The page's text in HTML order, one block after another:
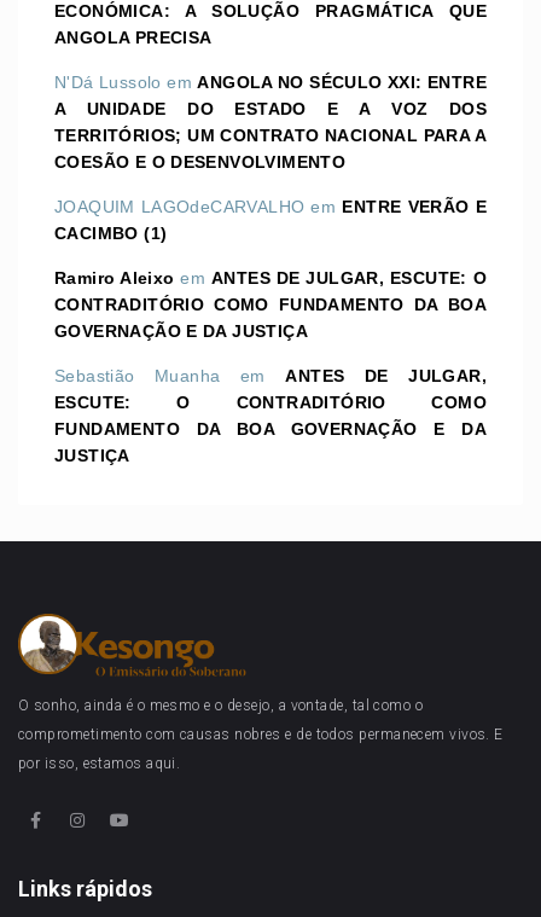
ECONÓMICA: A SOLUÇÃO PRAGMÁTICA QUE
ANGOLA PRECISA
N'Dá Lussolo emANGOLA NO SÉCULO XXI: ENTRE
A UNIDADE DO ESTADO E A VOZ DOS
TERRITÓRIOS; UM CONTRATO NACIONAL PARA A
COESÃO E O DESENVOLVIMENTO
JOAQUIM LAGOdeCARVALHO em ENTRE VERÃO E
CACIMBO (1)
Ramiro Aleixo emANTES DE JULGAR, ESCUTE: O
CONTRADITÓRIO COMO FUNDAMENTO DA BOA
GOVERNAÇÃO E DA JUSTIÇA
Sebastião Muanha emANTES DE JULGAR,
ESCUTE: O CONTRADITÓRIO COMO
FUNDAMENTO DA BOA GOVERNAÇÃO E DA
JUSTIÇA
O sonho, ainda é o mesmo e o desejo, a vontade, tal como o
comprometimento com causas nobres e de todos permanecem vivos. E
por isso, estamos aqui.
Links rápidos